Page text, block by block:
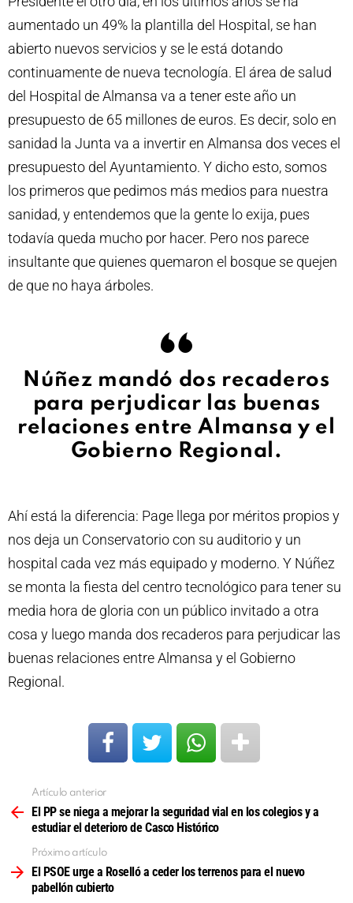
aumentado un 49% la plantilla del Hospital, se han
abierto nuevos servicios y se le está dotando
continuamente de nueva tecnología. El área de salud
del Hospital de Almansa va a tener este año un
presupuesto de 65 millones de euros. Es decir, solo en
sanidad la Junta va a invertir en Almansa dos veces el
presupuesto del Ayuntamiento. Y dicho esto, somos
los primeros que pedimos más medios para nuestra
sanidad, y entendemos que la gente lo exija, pues
todavía queda mucho por hacer. Pero nos parece
insultante que quienes quemaron el bosque se quejen
de que no haya árboles.
Núñez mandó dos recaderos
para perjudicar las buenas
relaciones entre Almansa y el
Gobierno Regional.
Ahí está la diferencia: Page llega por méritos propios y
nos deja un Conservatorio con su auditorio y un
hospital cada vez más equipado y moderno. Y Núñez
se monta la fiesta del centro tecnológico para tener su
media hora de gloria con un público invitado a otra
cosa y luego manda dos recaderos para perjudicar las
buenas relaciones entre Almansa y el Gobierno
Regional.
más
Artículo anterior
El PP se niega a mejorar la seguridad vial en los colegios y a
estudiar el deterioro de Casco Histórico
Próximo artículo
El PSOE urge a Roselló a ceder los terrenos para el nuevo
pabellón cubierto